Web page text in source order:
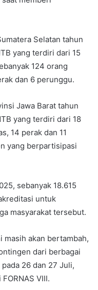
Selatan tahun
yang terdiri dari 15
124 orang
dan 6 perunggu.
Jawa Barat tahun
yang terdiri dari 18
14 perak dan 11
yang berpartisipasi
sebanyak 18.615
untuk
masyarakat tersebut.
masih akan bertambah,
dari berbagai
26 dan 27 Juli,
VIII.